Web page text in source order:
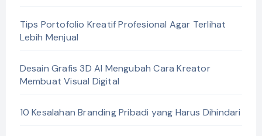
Tips Portofolio Kreatif Profesional Agar Terlihat
Lebih Menjual
Desain Grafis 3D AI Mengubah Cara Kreator
Membuat Visual Digital
10 Kesalahan Branding Pribadi yang Harus Dihindari